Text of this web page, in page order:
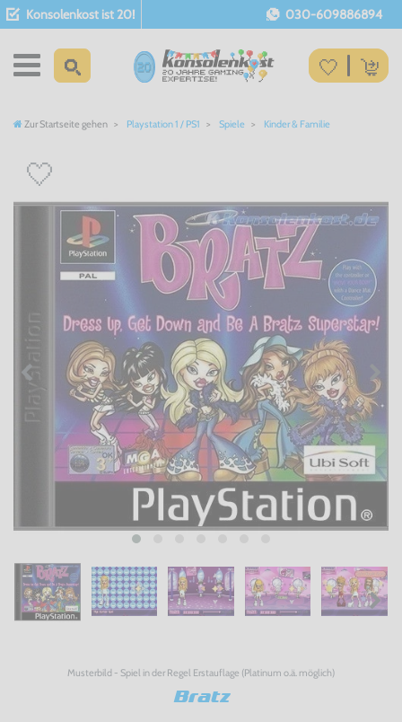
Konsolenkost ist 20! 030-609886894
Zur Startseite gehen Playstation 1 / PS1 Spiele Kinder & Familie
Musterbild - Spiel in der Regel Erstauflage (Platinum o.ä. möglich)
Bratz